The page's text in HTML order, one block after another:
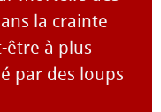
la crainte
être à plus
par des loups